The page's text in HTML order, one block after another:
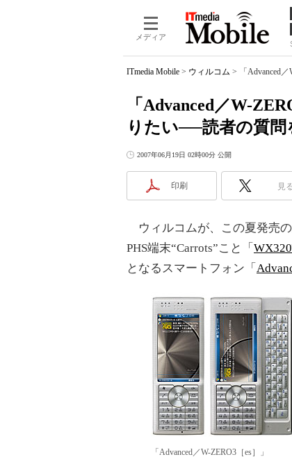
メディア
ITmedia Mobile > ウィルコム > 「Advanced
「Advanced／W-
りたい──読者の質問
2007年06月19日 02時00分 公開
印刷 見
ウィルコムが、この夏発売
PHS端末“Carrots”こと「
となるスマートフォン「
「Advanced／W-ZERO3［es］」